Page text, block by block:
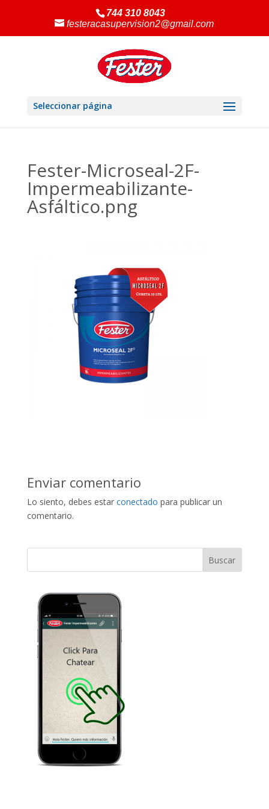
744 310 8043
festeracasupervision2@gmail.com
Seleccionar página
Fester-Microseal-2F-
Impermeabilizante-
Asfáltico.png
Enviar comentario
Lo siento, debes estar conectado para publicar un
comentario.